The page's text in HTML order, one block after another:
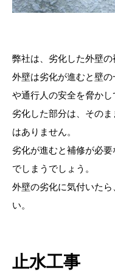
弊社は、劣化した外壁の
外壁は劣化が進むと壁
や通行人の安全を脅かし
劣化した部分は、その
はありません。
劣化が進むと補修が必
でしまうでしょう。
外壁の劣化に気付いた
い。
止水工事